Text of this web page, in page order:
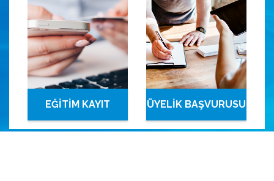
EĞİTİM KAYIT ÜYELİK BAŞVURUSU